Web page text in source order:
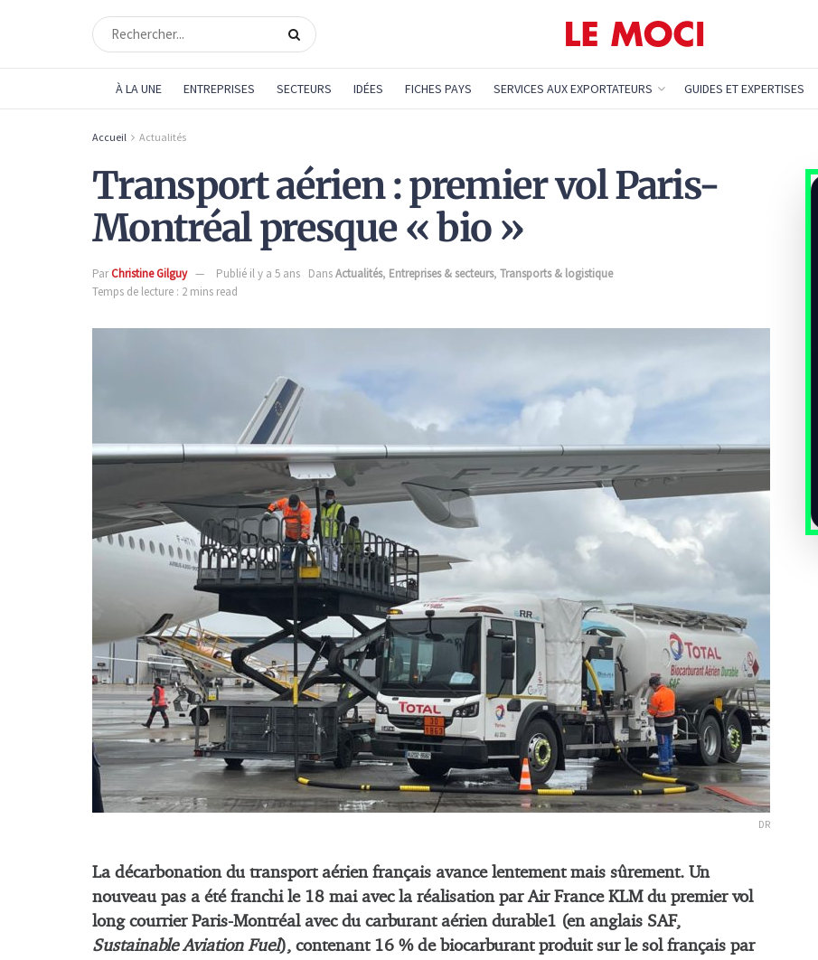
À LA UNE ENTREPRISES SECTEURS IDÉES FICHES PAYS SERVICES AUX EXPORTATEURS GUIDES ET EXPERTISES
Accueil Actualités
Transport aérien : premier vol Paris-
Montréal presque « bio »
ParChristine Gilguy Publié il y a 5 ans DansActualités, Entreprises & secteurs, Transports & logistique
Temps de lecture : 2 mins read
DR
La décarbonation du transport aérien français avance lentement mais sûrement. Un
nouveau pas a été franchi le 18 mai avec la réalisation par Air France KLM du premier vol
long courrier Paris-Montréal avec du carburant aérien durable1 (en anglais SAF,
Sustainable Aviation Fuel), contenant 16 % de biocarburant produit sur le sol français par